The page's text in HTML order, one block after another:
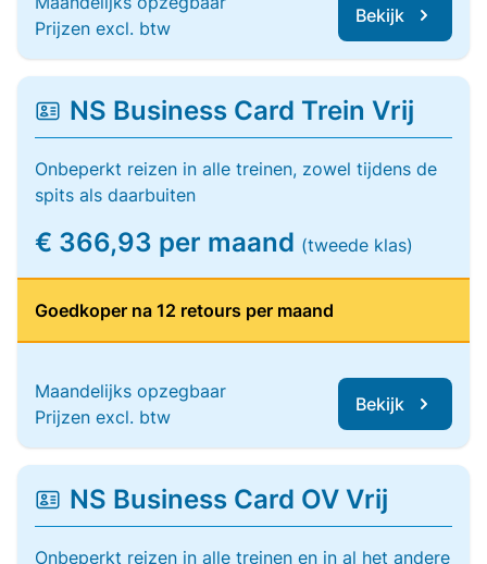
Prijzen excl. btw
Bekijk
NS Business Card Trein Vrij
Onbeperkt reizen in alle treinen, zowel tijdens de
spits als daarbuiten
€ 366,93 per maand (tweede klas)
Goedkoper na 12 retours per maand
Maandelijks opzegbaar
Prijzen excl. btw
Bekijk
NS Business Card OV Vrij
Onbeperkt reizen in alle treinen en in al het andere